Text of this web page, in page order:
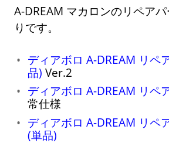
A-DREAM マカロンのリペア
りです。
ディアボロ A-DREAM リペ
品) Ver.2
ディアボロ A-DREAM リペ
常仕様
ディアボロ A-DREAM リペ
(単品)